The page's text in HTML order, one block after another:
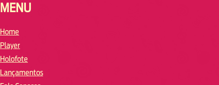
MENU
Home
Player
Holofote
Lançamentos